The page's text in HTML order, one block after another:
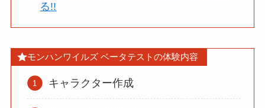
る!!
モンハンワイルズ ベータテストの体験内容
キャラクター作成